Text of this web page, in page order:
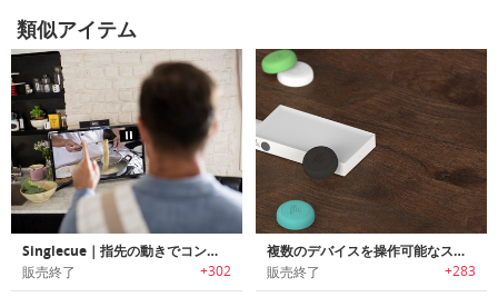
類似アイテム
Singlecue｜指先の動きでコントロール可能にする家庭デバイス用ジェスチャーコントローラー「シングルキュー」
販売終了 +302
複数のデバイスを操作可能なスマートプッシュカットボタン「フリックハブ」
販売終了 +283